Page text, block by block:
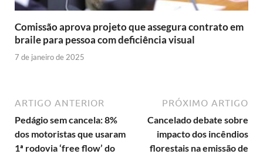
Comissão aprova projeto que assegura contrato em
braile para pessoa com deficiência visual
7 de janeiro de 2025
ARTIGO ANTERIOR
Pedágio sem cancela: 8%
dos motoristas que usaram
1ª rodovia ‘free flow’ do
PRÓXIMO ARTIGO
Cancelado debate sobre
impacto dos incêndios
florestais na emissão de